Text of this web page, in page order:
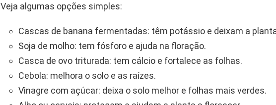
Veja algumas opções simples:
Cascas de banana fermentadas: têm potássio e deixam a
Soja de molho: tem fósforo e ajuda na floração.
Casca de ovo triturada: tem cálcio e fortalece as folhas.
Cebola: melhora o solo e as raízes.
Vinagre com açúcar: deixa o solo melhor e folhas mais verdes.